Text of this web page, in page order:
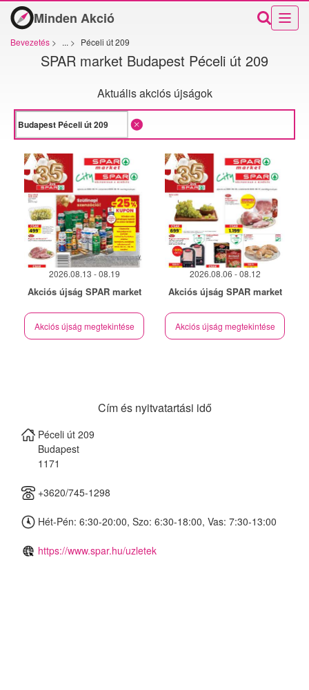
Minden Akció
Bevezetés > ... > Péceli út 209
SPAR market Budapest Péceli út 209
Aktuális akciós újságok
2026.08.13 - 08.19
Akciós újság SPAR market
Akciós újság megtekintése
2026.08.06 - 08.12
Akciós újság SPAR market
Akciós újság megtekintése
Cím és nyitvatartási idő
Péceli út 209
Budapest
1171
+3620/745-1298
Hét-Pén: 6:30-20:00, Szo: 6:30-18:00, Vas: 7:30-13:00
https://www.spar.hu/uzletek